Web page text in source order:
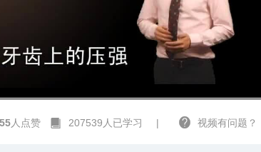
高清 1x
人点赞 207539人已学习 | 视频有问题？